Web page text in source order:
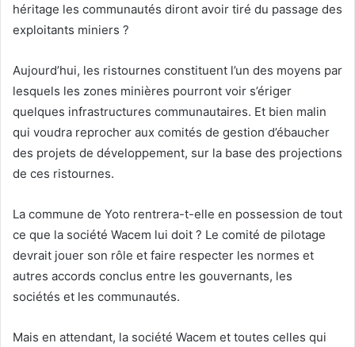
héritage les communautés diront avoir tiré du passage des
exploitants miniers ?
Aujourd’hui, les ristournes constituent l’un des moyens par
lesquels les zones minières pourront voir s’ériger
quelques infrastructures communautaires. Et bien malin
qui voudra reprocher aux comités de gestion d’ébaucher
des projets de développement, sur la base des projections
de ces ristournes.
La commune de Yoto rentrera-t-elle en possession de tout
ce que la société Wacem lui doit ? Le comité de pilotage
devrait jouer son rôle et faire respecter les normes et
autres accords conclus entre les gouvernants, les
sociétés et les communautés.
Mais en attendant, la société Wacem et toutes celles qui